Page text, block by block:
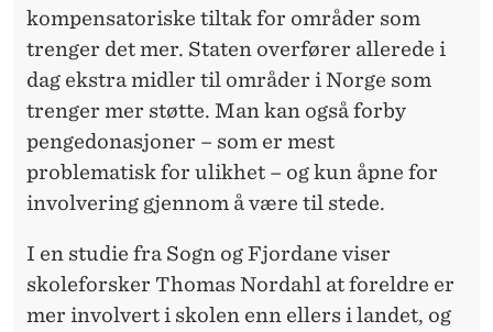
kompensatoriske tiltak for områder som
trenger det mer. Staten overfører allerede i
dag ekstra midler til områder i Norge som
trenger mer støtte. Man kan også forby
pengedonasjoner – som er mest
problematisk for ulikhet – og kun åpne for
involvering gjennom å være til stede.
I en studie fra Sogn og Fjordane viser
skoleforsker Thomas Nordahl at foreldre er
mer involvert i skolen enn ellers i landet, og